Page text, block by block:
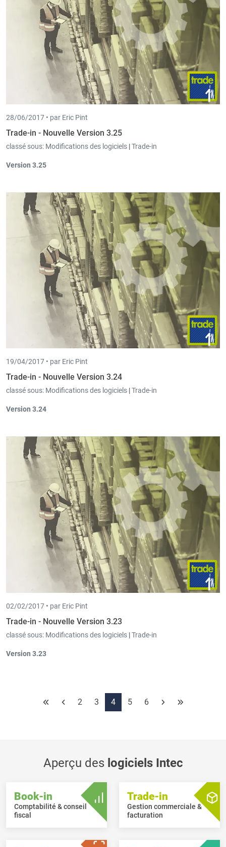
28/06/2017 • par Eric Pint
Trade-in - Nouvelle Version 3.25
classé sous: Modifications des logiciels |Trade-in
Version 3.25
de contact" et "adresse de livraison" ont été ajoutées.
Contacts: Il est possible de spécifier une deuxième et troisième
personne de contact.
19/04/2017 • par Eric Pint
Trade-in - Nouvelle Version 3.24
classé sous: Modifications des logiciels |Trade-in
Version 3.24
(manuel)"ont été ajoutées dans le détail des écrans d'offre et
de commande ; ainsi l’utilisateur peut remplacer le compte
Book-in proposé par défaut.
02/02/2017 • par Eric Pint
Trade-in - Nouvelle Version 3.23
classé sous: Modifications des logiciels |Trade-in
Version 3.23
Lors du changement des colonnes "Prix achat", "Rem (%)", "Prix
vente unitaire" ou "Recupel" des lignes de détail sur l'écran de
2 3 4 5 6
Aperçu des logiciels Intec
Book-in
Comptabilité & conseil
fiscal
Trade-in
Gestion commerciale &
facturation